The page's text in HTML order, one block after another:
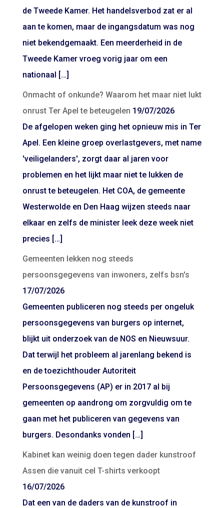
de Tweede Kamer. Het handelsverbod zat er al
aan te komen, maar de ingangsdatum was nog
niet bekendgemaakt. Een meerderheid in de
Tweede Kamer vroeg vorig jaar om een
nationaal […]
Onmacht of onkunde? Waarom het maar niet lukt
onrust Ter Apel te beteugelen 19/07/2026
De afgelopen weken ging het opnieuw mis in Ter
Apel. Een kleine groep overlastgevers, met name
'veiligelanders', zorgt daar al jaren voor
problemen en het lijkt maar niet te lukken de
onrust te beteugelen. Het COA, de gemeente
Westerwolde en Den Haag wijzen steeds naar
elkaar en zelfs de minister leek deze week niet
precies […]
Gemeenten lekken nog steeds
persoonsgegevens van inwoners, zelfs bsn's
17/07/2026
Gemeenten publiceren nog steeds per ongeluk
persoonsgegevens van burgers op internet,
blijkt uit onderzoek van de NOS en Nieuwsuur.
Dat terwijl het probleem al jarenlang bekend is
en de toezichthouder Autoriteit
Persoonsgegevens (AP) er in 2017 al bij
gemeenten op aandrong om zorgvuldig om te
gaan met het publiceren van gegevens van
burgers. Desondanks vonden […]
Kabinet kan weinig doen tegen dader kunstroof
Assen die vanuit cel T-shirts verkoopt
16/07/2026
Dat een van de daders van de kunstroof in